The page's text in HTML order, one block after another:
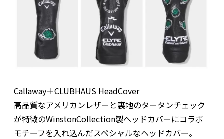
Callaway＋CLUBHAUS HeadCover
高品質なアメリカンレザーと裏地のタータンチェック
が特徴のWinstonCollection製ヘッドカバーにコラボ
モチーフを入れ込んだスペシャルなヘッドカバー。